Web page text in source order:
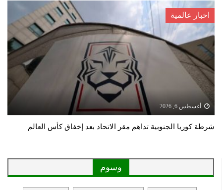
اخبار عالمية
أغسطس 6, 2026
شرطة كوريا الجنوبية تداهم مقر الاتحاد بعد إخفاق كأس العالم
وسوم